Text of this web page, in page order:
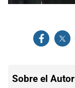
Sobre el Autor